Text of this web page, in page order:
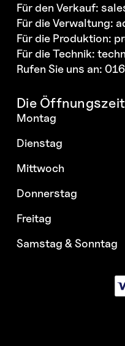
Für den Verkauf:
Für die Verwaltung:
Für die Produktion:
Für die Technik:
Rufen Sie uns an:
Die
Montag
Dienstag
Mittwoch
Donnerstag
Freitag
Samstag & Sonntag